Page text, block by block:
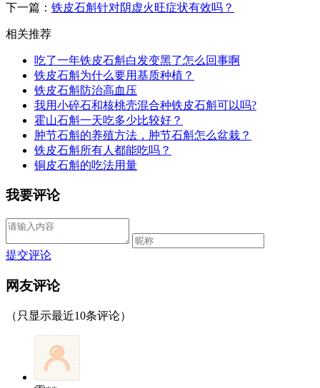
下一篇： 铁皮石斛针对阴虚火旺症状有效吗？
相关推荐
吃了一年铁皮石斛白发变黑了怎么回事啊
铁皮石斛为什么要用基质种植？
铁皮石斛防治高血压
我用小碎石和核桃壳混合种铁皮石斛可以吗?
霍山石斛一天吃多少比较好？
肿节石斛的养殖方法，肿节石斛怎么盆栽？
铁皮石斛所有人都能吃吗？
铜皮石斛的吃法用量
我要评论
提交评论
网友评论
（只显示最近10条评论）